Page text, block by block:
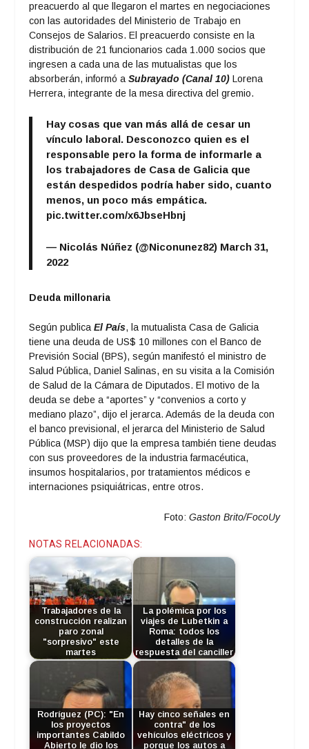
preacuerdo al que llegaron el martes en negociaciones
con las autoridades del Ministerio de Trabajo en
Consejos de Salarios. El preacuerdo consiste en la
distribución de 21 funcionarios cada 1.000 socios que
ingresen a cada una de las mutualistas que los
absorberán, informó aSubrayado (Canal 10) Lorena
Herrera, integrante de la mesa directiva del gremio.
Hay cosas que van más allá de cesar un
vínculo laboral. Desconozco quien es el
responsable pero la forma de informarle a
los trabajadores de Casa de Galicia que
están despedidos podría haber sido, cuanto
menos, un poco más empática.
pic.twitter.com/x6JbseHbnj
— Nicolás Núñez (@Niconunez82) March 31,
2022
Deuda millonaria
Según publicaEl País, la mutualista Casa de Galicia
tiene una deuda de US$ 10 millones con el Banco de
Previsión Social (BPS), según manifestó el ministro de
Salud Pública, Daniel Salinas, en su visita a la Comisión
de Salud de la Cámara de Diputados. El motivo de la
deuda se debe a “aportes” y “convenios a corto y
mediano plazo”, dijo el jerarca. Además de la deuda con
el banco previsional, el jerarca del Ministerio de Salud
Pública (MSP) dijo que la empresa también tiene deudas
con sus proveedores de la industria farmacéutica,
insumos hospitalarios, por tratamientos médicos e
internaciones psiquiátricas, entre otros.
Foto: Gaston Brito/FocoUy
NOTAS RELACIONADAS:
Trabajadores de la
construcción realizan
paro zonal
"sorpresivo" este
martes
La polémica por los
viajes de Lubetkin a
Roma: todos los
detalles de la
respuesta del canciller
Rodríguez (PC): "En
los proyectos
importantes Cabildo
Abierto le dio los
Hay cinco señales en
contra" de los
vehículos eléctricos y
porque los autos a